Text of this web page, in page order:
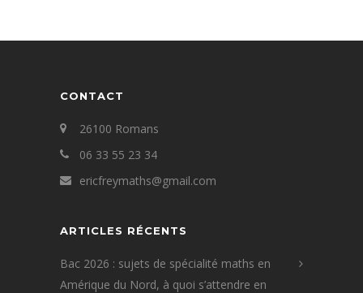
CONTACT
26100 Romans
06 33 55 23 34
ericfreymaths@gmail.com
ARTICLES RÉCENTS
Bac 2026 : sujets de spécialité maths en
Amérique du Nord, à quoi s’attendre en